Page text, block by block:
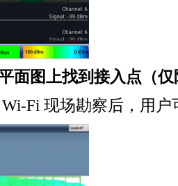
面图上找到接入点（
Fi 现场勘察后，用